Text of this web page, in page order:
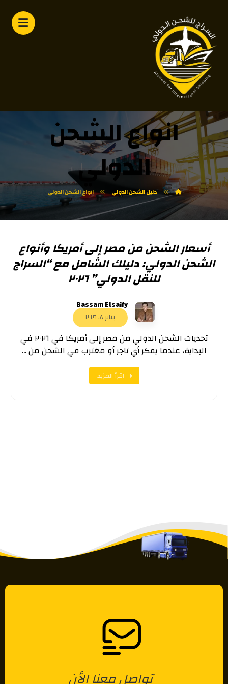
انواع الشحن
الدولي
دليل الشحن الدولي انواع الشحن الدولي
أسعار الشحن من مصر إلى أمريكا وأنواع
الشحن الدولي: دليلك الشامل مع “السراج
للنقل الدولي” ٢٠٢٦
Bassam Elsaify
يناير ٨, ٢٠٢٦
تحديات الشحن الدولي من مصر إلى أمريكا في ٢٠٢٦ في
البداية، عندما يفكر أي تاجر أو مغترب في الشحن من ...
اقرأ المزيد
تواصل معنا الأن